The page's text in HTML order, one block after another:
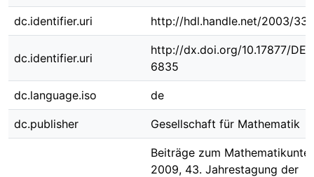
dc.identifier.uri http://hdl.handle.net/2003/
dc.identifier.uri
http://dx.doi.org/10.17877/
6835
dc.language.iso de
dc.publisher Gesellschaft für Mathematik
Beiträge zum
2009, 43. Jahrestagung der